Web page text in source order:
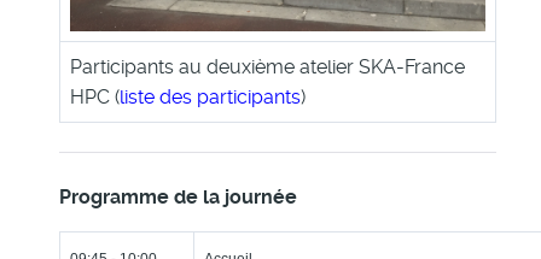
Participants au deuxième atelier SKA-France
HPC (liste des participants)
Programme de la journée